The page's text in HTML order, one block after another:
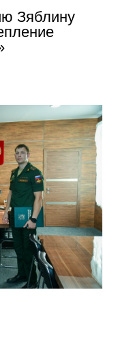
Зяблину